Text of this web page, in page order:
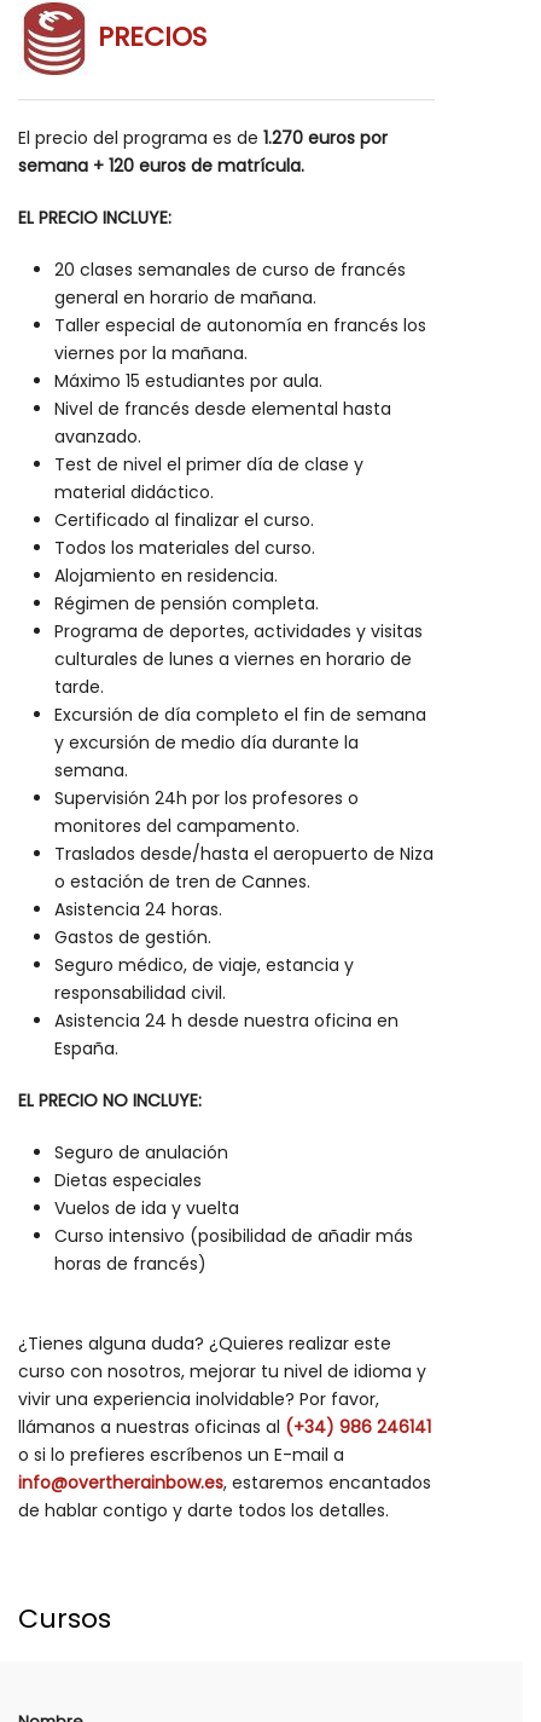
PRECIOS
El precio del programa es de 1.270 euros por
semana + 120 euros de matrícula.
EL PRECIO INCLUYE:
20 clases semanales de curso de francés
general en horario de mañana.
Taller especial de autonomía en francés los
viernes por la mañana.
Máximo 15 estudiantes por aula.
Nivel de francés desde elemental hasta
avanzado.
Test de nivel el primer día de clase y
material didáctico.
Certificado al finalizar el curso.
Todos los materiales del curso.
Alojamiento en residencia.
Régimen de pensión completa.
Programa de deportes, actividades y visitas
culturales de lunes a viernes en horario de
tarde.
Excursión de día completo el fin de semana
y excursión de medio día durante la
semana.
Supervisión 24h por los profesores o
monitores del campamento.
Traslados desde/hasta el aeropuerto de Niza
o estación de tren de Cannes.
Asistencia 24 horas.
Gastos de gestión.
Seguro médico, de viaje, estancia y
responsabilidad civil.
Asistencia 24 h desde nuestra oficina en
España.
EL PRECIO NO INCLUYE:
Seguro de anulación
Dietas especiales
Vuelos de ida y vuelta
Curso intensivo (posibilidad de añadir más
horas de francés)
¿Tienes alguna duda? ¿Quieres realizar este
curso con nosotros, mejorar tu nivel de idioma y
vivir una experiencia inolvidable? Por favor,
llámanos a nuestras oficinas al (+34) 986 246141
o si lo prefieres escríbenos un E-mail a
info@overtherainbow.es, estaremos encantados
de hablar contigo y darte todos los detalles.
Cursos